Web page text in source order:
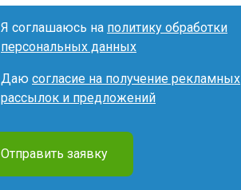
Я соглашаюсь на политику обработки
персональных данных
Даю согласие на получение рекламных
рассылок и предложений
Отправить заявку